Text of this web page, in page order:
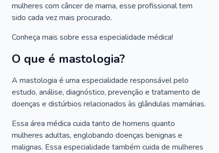
mulheres com câncer de mama, esse profissional tem
sido cada vez mais procurado.
Conheça mais sobre essa especialidade médica!
O que é mastologia?
A mastologia é uma especialidade responsável pelo
estudo, análise, diagnóstico, prevenção e tratamento de
doenças e distúrbios relacionados às glândulas mamárias.
Essa área médica cuida tanto de homens quanto
mulheres adultas, englobando doenças benignas e
malignas. Essa especialidade também cuida de mulheres